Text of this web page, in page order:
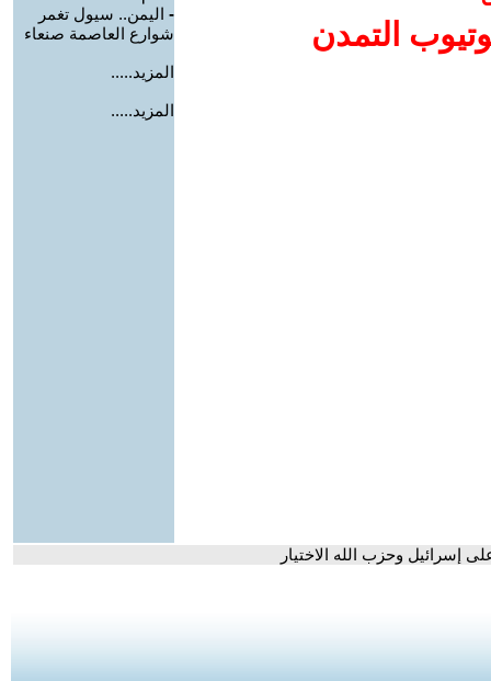
التمدن
- اليمن.. سيول تغمر
شوارع العاصمة صنعاء
المزيد.....
المزيد.....
إسرائيل وحزب الله الاختيار